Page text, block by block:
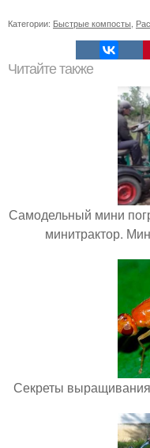
Категории: Быстрые компосты
Читайте также
Самодельный мини
минитрактор.
Секреты